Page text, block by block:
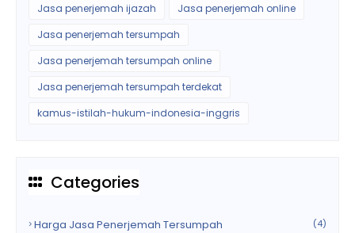
Jasa penerjemah ijazah
Jasa penerjemah online
Jasa penerjemah tersumpah
Jasa penerjemah tersumpah online
Jasa penerjemah tersumpah terdekat
kamus-istilah-hukum-indonesia-inggris
Categories
Harga Jasa Penerjemah Tersumpah (4)